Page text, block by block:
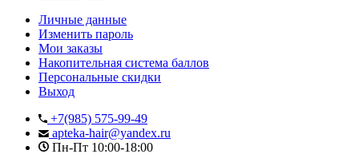
Личные данные
Изменить пароль
Мои заказы
Накопительная система баллов
Персональные скидки
Выход
+7(985) 575-99-49
apteka-hair@yandex.ru
Пн-Пт 10:00-18:00